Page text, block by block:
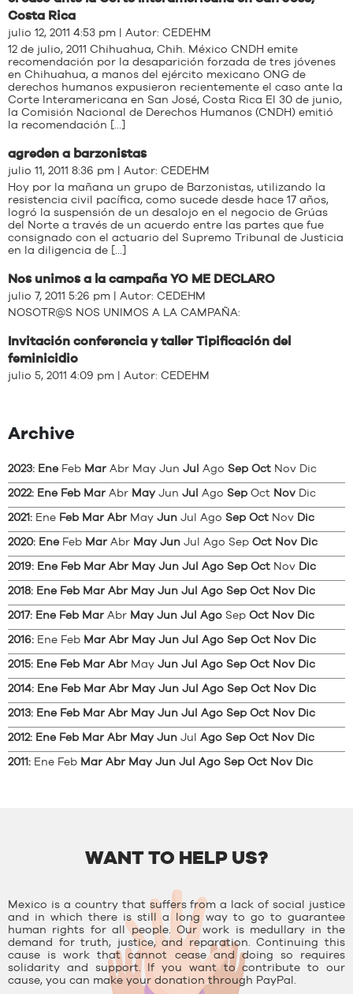
Costa Rica
julio 12, 2011 4:53 pm | Autor: CEDEHM
12 de julio, 2011 Chihuahua, Chih. México CNDH emite
recomendación por la desaparición forzada de tres jóvenes
en Chihuahua, a manos del ejército mexicano ONG de
derechos humanos expusieron recientemente el caso ante la
Corte Interamericana en San José, Costa Rica El 30 de junio,
la Comisión Nacional de Derechos Humanos (CNDH) emitió
la recomendación […]
agreden a barzonistas
julio 11, 2011 8:36 pm | Autor: CEDEHM
Hoy por la mañana un grupo de Barzonistas, utilizando la
resistencia civil pacífica, como sucede desde hace 17 años,
logró la suspensión de un desalojo en el negocio de Grúas
del Norte a través de un acuerdo entre las partes que fue
consignado con el actuario del Supremo Tribunal de Justicia
en la diligencia de […]
Nos unimos a la campaña YO ME DECLARO
julio 7, 2011 5:26 pm | Autor: CEDEHM
NOSOTR@S NOS UNIMOS A LA CAMPAÑA:
Invitación conferencia y taller Tipificación del
feminicidio
julio 5, 2011 4:09 pm | Autor: CEDEHM
Archive
2023: Ene Feb Mar Abr May Jun Jul Ago Sep Oct Nov Dic
2022: Ene Feb Mar Abr May Jun Jul Ago Sep Oct Nov Dic
2021: Ene Feb Mar Abr May Jun Jul Ago Sep Oct Nov Dic
2020: Ene Feb Mar Abr May Jun Jul Ago Sep Oct Nov Dic
2019: Ene Feb Mar Abr May Jun Jul Ago Sep Oct Nov Dic
2018: Ene Feb Mar Abr May Jun Jul Ago Sep Oct Nov Dic
2017: Ene Feb Mar Abr May Jun Jul Ago Sep Oct Nov Dic
2016: Ene Feb Mar Abr May Jun Jul Ago Sep Oct Nov Dic
2015: Ene Feb Mar Abr May Jun Jul Ago Sep Oct Nov Dic
2014: Ene Feb Mar Abr May Jun Jul Ago Sep Oct Nov Dic
2013: Ene Feb Mar Abr May Jun Jul Ago Sep Oct Nov Dic
2012: Ene Feb Mar Abr May Jun Jul Ago Sep Oct Nov Dic
2011: Ene Feb Mar Abr May Jun Jul Ago Sep Oct Nov Dic
WANT TO HELP US?
Mexico is a country that suffers from a lack of social justice
and in which there is still a long way to go to guarantee
human rights for all people. Our work is medullary in the
demand for truth, justice, and reparation. Continuing this
cause is work that cannot cease and doing so requires
solidarity and support. If you want to contribute to our
cause, you can make your donation through PayPal.